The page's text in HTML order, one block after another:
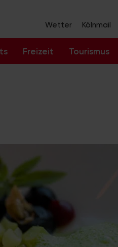
Wetter Kölnmail
Freizeit Tourismus